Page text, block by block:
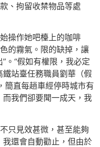
、拘留收禁物品等處
操作她吧檯上的咖啡
的霧氣。限的缺掉，讓
。“假如有權限，我必定
鐵站臺任務職員劉華（假
簡直每趟車經停時城市有
而我們卻要聞一成天，我
只見效甚微，甚至能夠
我還會自動勸止，但由於